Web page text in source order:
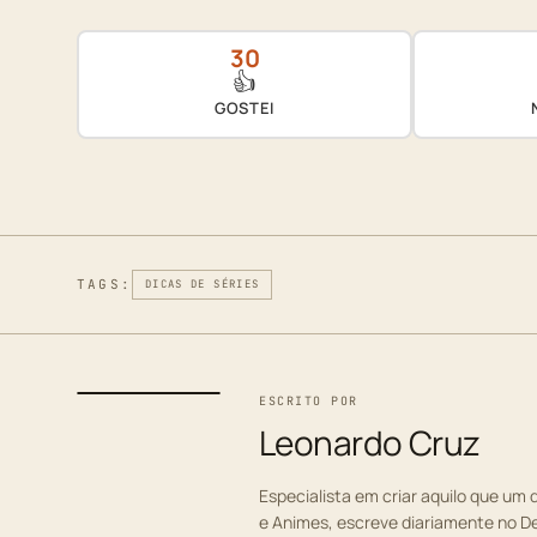
30
👍
GOSTEI
TAGS: DICAS DE SÉRIES
ESCRITO POR
Leonardo Cruz
Especialista em criar aquilo que um
e Animes, escreve diariamente no